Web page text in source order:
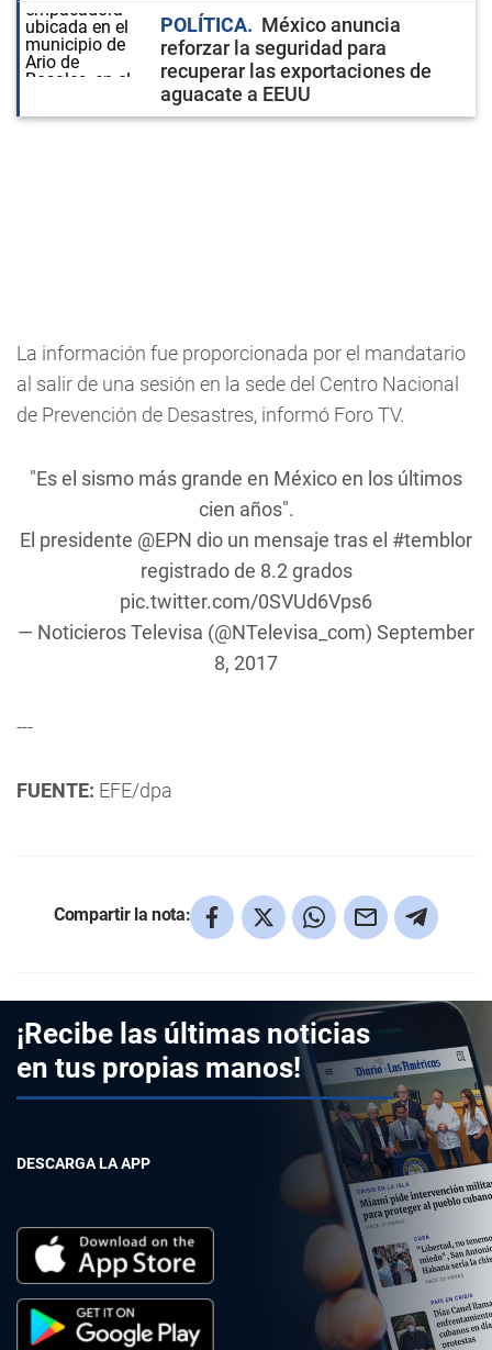
POLÍTICA
México anuncia
reforzar la seguridad para
recuperar las exportaciones de
aguacate a EEUU
La información fue proporcionada por el mandatario
al salir de una sesión en la sede del Centro Nacional
de Prevención de Desastres, informó Foro TV.
"Es el sismo más grande en México en los últimos
cien años".
El presidente @EPN dio un mensaje tras el #temblor
registrado de 8.2 grados
pic.twitter.com/0SVUd6Vps6
— Noticieros Televisa (@NTelevisa_com) September
8, 2017
---
FUENTE: EFE/dpa
Compartir la nota:
¡Recibe las últimas noticias
en tus propias manos!
DESCARGA LA APP